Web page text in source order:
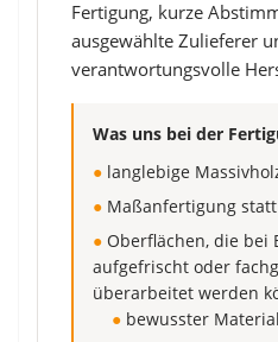
Fertigung, kurze
ausgewählte Zulieferer
verantwortungsvolle
Was uns bei der
● langlebige
● Maßanfertigung
● Oberflächen, die bei
aufgefrischt oder
überarbeitet werden
● bewusster